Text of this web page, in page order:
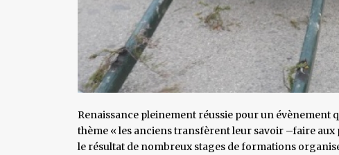
Renaissance pleinement réussie pour un évènement
thème « les anciens transfèrent leur savoir –faire aux
le résultat de nombreux stages de formations